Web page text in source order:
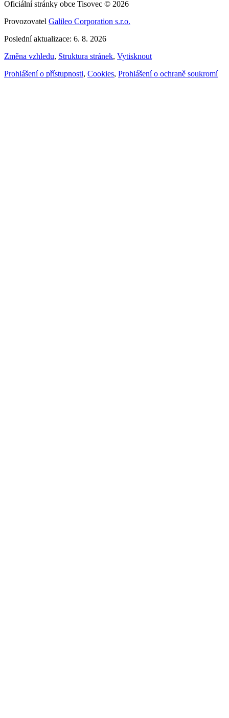
Oficiální stránky obce Tisovec © 2026
Provozovatel Galileo Corporation s.r.o.
Poslední aktualizace: 6. 8. 2026
Změna vzhledu, Struktura stránek, Vytisknout
Prohlášení o přístupnosti, Cookies, Prohlášení o ochraně soukromí